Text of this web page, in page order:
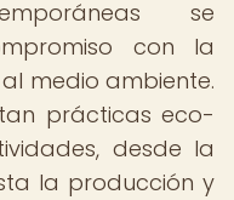
se
con la
medio ambiente.
prácticas eco-
desde la
la producción y